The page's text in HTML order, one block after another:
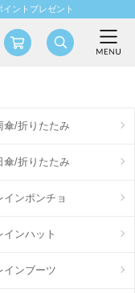
ントプレゼント
傘/折りたたみ
傘/折りたたみ
インポンチョ
インハット
インブーツ